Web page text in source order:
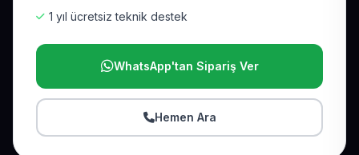
1 yıl ücretsiz teknik destek
WhatsApp'tan Sipariş Ver
Hemen Ara